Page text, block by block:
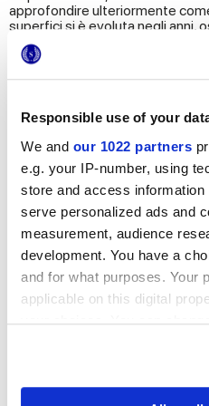
Responsible use of your
We and our 1022 partners
e.g. your IP-number, using
store and access
serve personalized ads and
measurement, audience
development. You have a
and for what purposes. Your
applicable on this digital
your choices. You can
approfondire ulteriormente
superfici si è evoluta negli anni,
fabbricazione, dalla
selezione
produzione completa
ultime collezioni ceramiche
dando così visione del ciclo
giusta conclusione di un
dalla storia del distretto, al
prodotto finito.
Da questo punto di vista, Marca
approccioMade in Italy
sostenibile
, non solo nella
ma anche per quanto riguarda
approvvigionamento risorse,